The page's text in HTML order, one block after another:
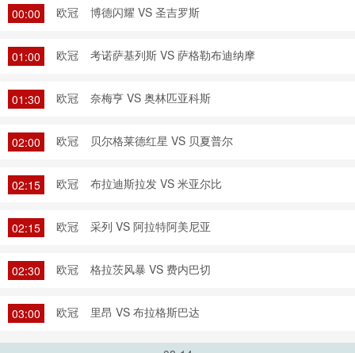
00:00 欧冠 博德闪耀 VS 圣吉罗斯
01:00 欧冠 考诺萨基列斯 VS 萨格勒布迪纳摩
01:30 欧冠 奈梅亨 VS 奥林匹亚科斯
02:00 欧冠 贝尔格莱德红星 VS 贝夏普尔
02:15 欧冠 布拉迪斯拉发 VS 米亚尔比
02:15 欧冠 采列 VS 阿拉特阿美尼亚
02:30 欧冠 格拉茨风暴 VS 费内巴切
03:00 欧冠 里昂 VS 布拉格斯巴达